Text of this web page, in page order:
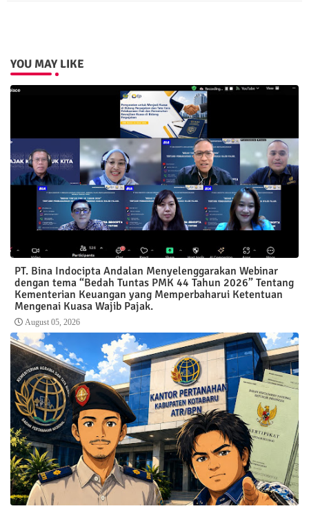
YOU MAY LIKE
PT. Bina Indocipta Andalan Menyelenggarakan Webinar
dengan tema “Bedah Tuntas PMK 44 Tahun 2026” Tentang
Kementerian Keuangan yang Memperbaharui Ketentuan
Mengenai Kuasa Wajib Pajak.
August 05, 2026